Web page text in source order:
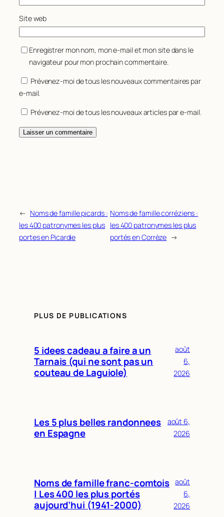
Site web
Enregistrer mon nom, mon e-mail et mon site dans le
navigateur pour mon prochain commentaire.
Prévenez-moi de tous les nouveaux commentaires par
e-mail.
Prévenez-moi de tous les nouveaux articles par e-mail.
← Noms de famille picards :
les 400 patronymes les plus
portes en Picardie
Noms de famille corréziens :
les 400 patronymes les plus
portés en Corrèze →
PLUS DE PUBLICATIONS
5 idees cadeau a faire a un
Tarnais (qui ne sont pas un
couteau de Laguiole)
août
6,
2026
Les 5 plus belles randonnees
en Espagne
août 6,
2026
Noms de famille franc-comtois
| Les 400 les plus portés
aujourd’hui (1941-2000)
août
6,
2026